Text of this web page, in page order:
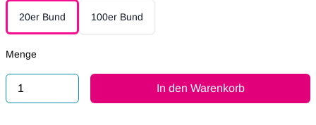
Verpackungseinheit
20er Bund 100er Bund
Menge
In den Warenkorb